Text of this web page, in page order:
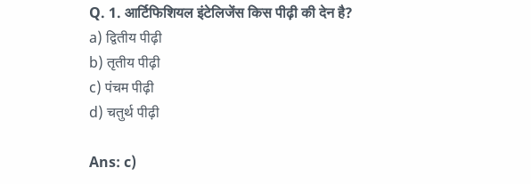
Q. 1. आर्टिफिशियल इंटेलिजेंस किस पीढ़ी की देन है?
a) द्वितीय पीढ़ी
b) तृतीय पीढ़ी
c) पंचम पीढ़ी
d) चतुर्थ पीढ़ी
Ans: c)